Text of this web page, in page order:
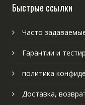
Быстрые ссылки
Часто
Гарантии и
политика
Доставка,